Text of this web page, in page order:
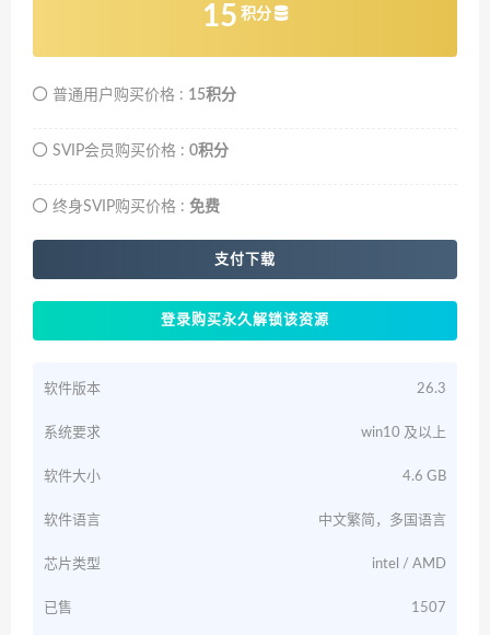
15 积分
普通用户购买价格 : 15积分
SVIP会员购买价格 : 0积分
终身SVIP购买价格 : 免费
支付下载
登录购买永久解锁该资源
软件版本 26.3
系统要求 win10 及以上
软件大小 4.6 GB
软件语言 中文繁简，多国语言
芯片类型 intel / AMD
已售 1507